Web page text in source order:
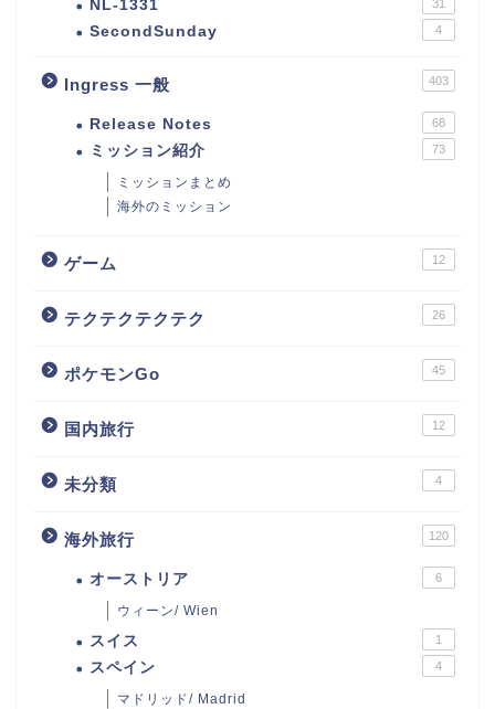
NL-1331 31
SecondSunday 4
Ingress 一般 403
Release Notes 68
ミッション紹介 73
ミッションまとめ
海外のミッション
ゲーム 12
テクテクテクテク 26
ポケモンGo 45
国内旅行 12
未分類 4
海外旅行 120
オーストリア 6
ウィーン/ Wien
スイス 1
スペイン 4
マドリッド/ Madrid